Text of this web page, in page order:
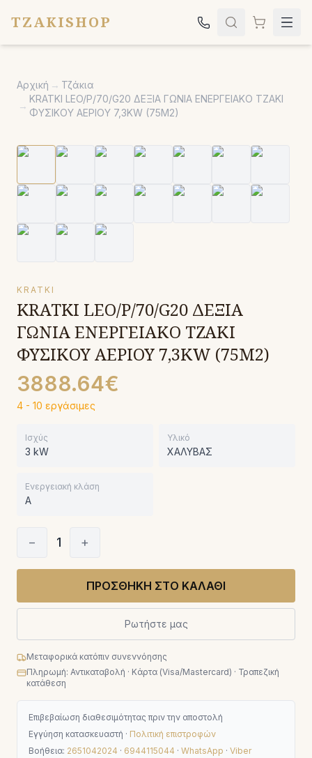
TZAKISHOP
Σόμπες
Ψησταριές
Κήπος
Επικοινωνία
Αρχική → Τζάκια
→
KRATKI LEO/P/70/G20 ΔΕΞΙΑ ΓΩΝΙΑ ΕΝΕΡΓΕΙΑΚΟ ΤΖΑΚΙ
ΦΥΣΙΚΟΥ ΑΕΡΙΟΥ 7,3KW (75M2)
KRATKI
KRATKI LEO/P/70/G20 ΔΕΞΙΑ
ΓΩΝΙΑ ΕΝΕΡΓΕΙΑΚΟ ΤΖΑΚΙ
ΦΥΣΙΚΟΥ ΑΕΡΙΟΥ 7,3KW (75M2)
3888.64€
4 - 10 εργάσιμες
Ισχύς
3 kW
Υλικό
ΧΑΛΥΒΑΣ
Ενεργειακή κλάση
A
− 1 +
ΠΡΟΣΘΗΚΗ ΣΤΟ ΚΑΛΑΘΙ
Ρωτήστε μας
Μεταφορικά κατόπιν συνεννόησης
Πληρωμή: Αντικαταβολή · Κάρτα (Visa/Mastercard) · Τραπεζική
κατάθεση
Επιβεβαίωση διαθεσιμότητας πριν την αποστολή
Εγγύηση κατασκευαστή · Πολιτική επιστροφών
Βοήθεια: 2651042024 · 6944115044 · WhatsApp · Viber